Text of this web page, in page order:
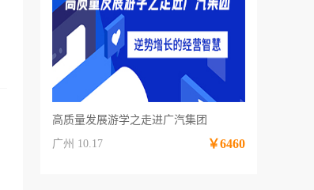
高质量发展游学之走进广汽集团
广州 10.17
￥6460